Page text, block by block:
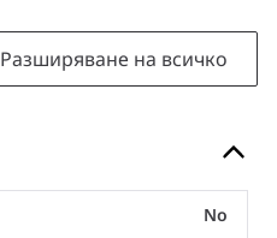
Разширяване на всичко
No